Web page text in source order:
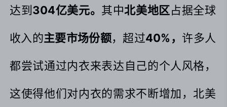
达到 304亿美元。 其中北美地区占据全球
收入的主要市场份额，超过40%， 许多人
都尝试通过内衣来表达自己的个人风格，
这使得他们对内衣的需求不断增加，北美